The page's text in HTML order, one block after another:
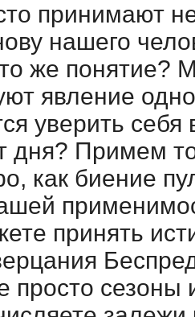
принимают
нашего
же понятие?
явление
уверить себя
дня? Примем
как биение
принять
просто сезоны